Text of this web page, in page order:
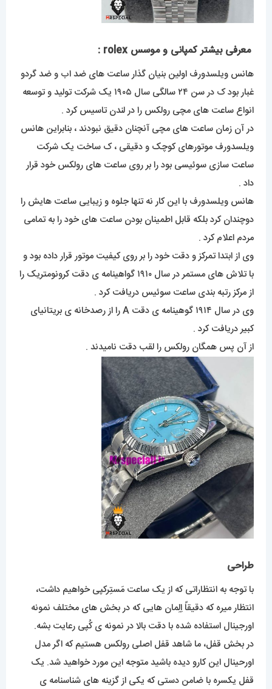
معرفی بیشتر کمپانی و موسس rolex :
هانس ویلسدورف اولین بنیان گذار ساعت های ضد اب و ضد گردو
غبار بود ک در سن ۲۴ سالگی سال ۱۹۰۵ یک شرکت تولید و توسعه
انواع ساعت های مچی رولکس را در لندن تاسیس کرد .
در آن زمان ساعت های مچی آنچنان دقیق نبودند ، بنابراین هانس
ویلسدورف موتورهای کوچک و دقیقی ، ک ساخت یک شرکت
ساعت سازی سوئیسی بود را بر روی ساعت های رولکس خود قرار
داد .
هانس ویلسدورف با این کار نه تنها جلوه و زیبایی ساعت هایش را
دوچندان کرد بلکه قابل اطمینان بودن ساعت های خود را به تمامی
مردم اعلام کرد .
وی از ابتدا تمرکز و دقت خود را بر روی کیفیت موتور قرار داده بود و
با تلاش های مستمر در سال ۱۹۱۰ گواهینامه ی دقت کرونومتریک را
از مرکز رتبه بندی ساعت سوئیس دریافت کرد .
وی در سال ۱۹۱۴ گوهینامه ی دقت A را از رصدخانه ی بریتانیای
کبیر دریافت کرد .
از آن پس همگان رولکس را لقب دقت نامیدند .
طراحی
با توجه به انتظاراتی که از یک ساعت مَستِرکپی خواهیم داشت،
انتظار میره که دقیقاً اِلِمان هایی که در بخش های مختلف نمونه
اورجینال استفاده شده با دقت بالا در نمونه ی کُپی رعایت بشه.
در بخش قفل، ما شاهد قفل اصلی رولکس هستیم که اگر مدل
اورحینال این کارو دیده باشید متوجه این مورد خواهید شد. یک
قفل یکسره با ضامن دستی که یکی از گزینه های شناسنامه ی